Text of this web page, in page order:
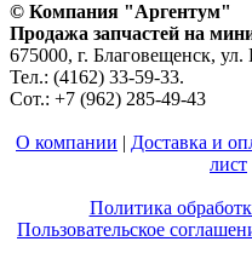
© Компания "Аргентум"
Продажа запчастей на
675000, г. Благовещенск, ул.
Тел.: (4162) 33-59-33.
Сот.: +7 (962) 285-49-43
О компании | Доставка и
лист
Политика
Пользовательское